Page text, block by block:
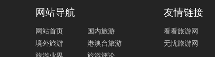
网站导航
网站首页
国内旅游
境外旅游
港澳台旅游
友情链接
看看旅游网
无忧旅游网